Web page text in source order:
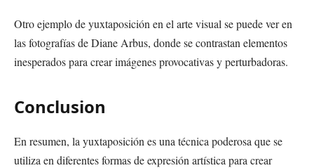
Otro ejemplo de yuxtaposición en el arte visual se puede ver en
las fotografías de Diane Arbus, donde se contrastan elementos
inesperados para crear imágenes provocativas y perturbadoras.
Conclusion
En resumen, la yuxtaposición es una técnica poderosa que se
utiliza en diferentes formas de expresión artística para crear